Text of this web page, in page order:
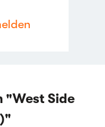
"West Side